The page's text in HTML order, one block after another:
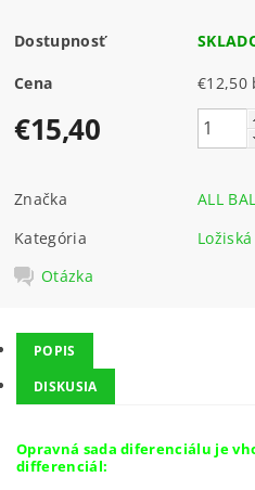
Dostupnosť
Cena
€15,40
Značka
ALL
Kategória
Otázka
POPIS
DISKUSIA
Opravná sada diferenciálu je
differenciál: